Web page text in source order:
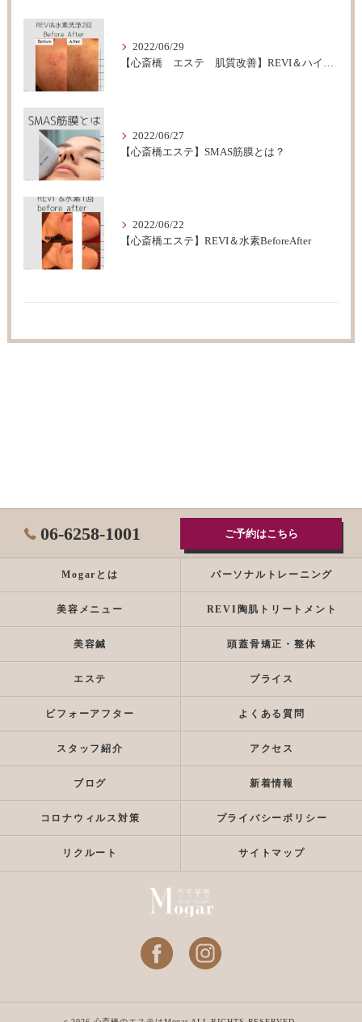
2022/06/29
【心斎橋 エステ 肌質改善】REVI＆ハイドロフェイシャルBeforeAfter
2022/06/27
【心斎橋エステ】SMAS筋膜とは？
2022/06/22
【心斎橋エステ】REVI＆水素BeforeAfter
06-6258-1001 ご予約はこちら
Mogarとは パーソナルトレーニング
美容メニュー REVI陶肌トリートメント
美容鍼 頭蓋骨矯正・整体
エステ プライス
ビフォーアフター よくある質問
スタッフ紹介 アクセス
ブログ 新着情報
コロナウィルス対策 プライバシーポリシー
リクルート サイトマップ